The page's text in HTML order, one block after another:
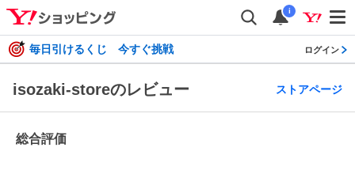
i
毎日引けるくじ 今すぐ挑戦 ログイン
isozaki-storeのレビュー ストアページ
総合評価